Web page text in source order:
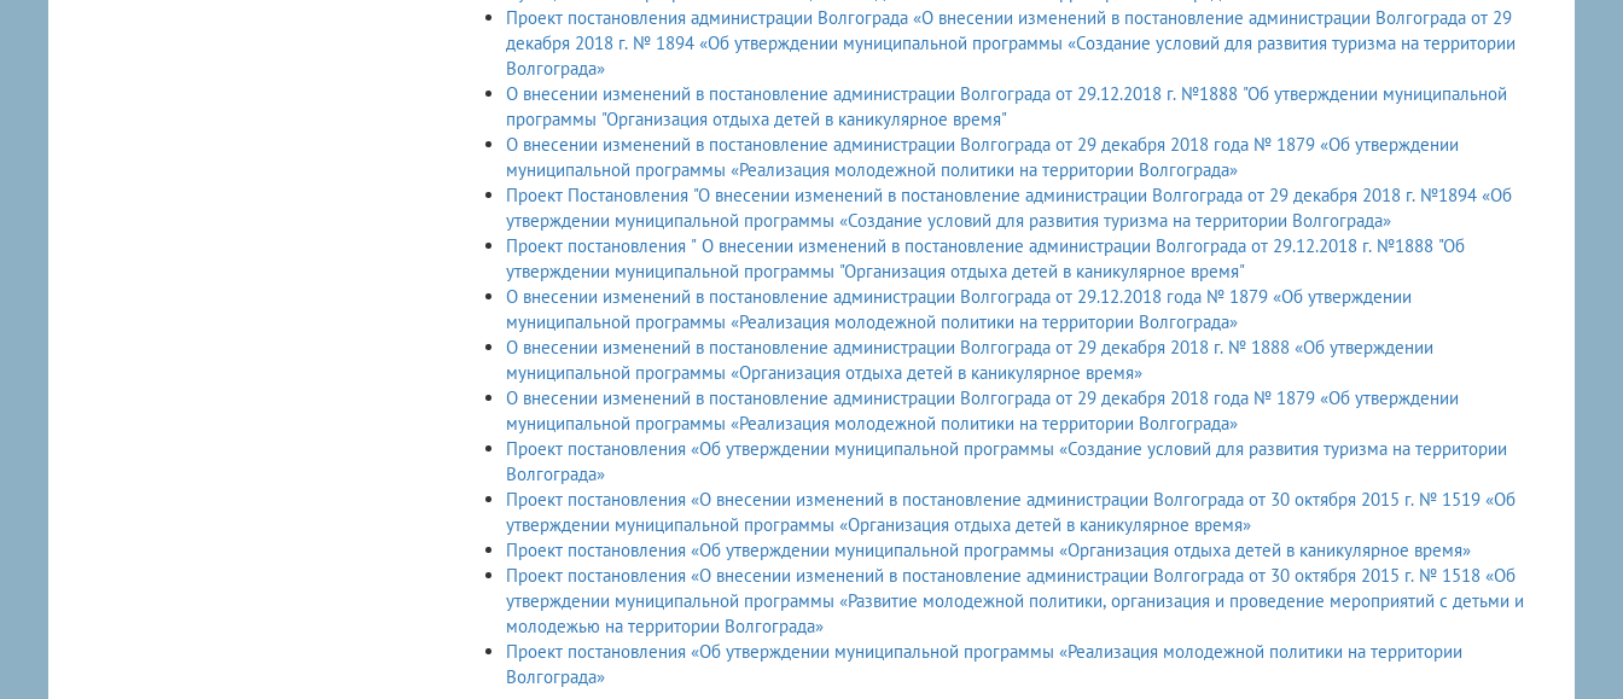
Проект постановления администрации Волгограда «О внесении изменений в постановление администрации Волгограда от 29
декабря 2018 г. № 1894 «Об утверждении муниципальной программы «Создание условий для развития туризма на территории
Волгограда»
О внесении изменений в постановление администрации Волгограда от 29.12.2018 г. №1888 "Об утверждении муниципальной
программы "Организация отдыха детей в каникулярное время"
О внесении изменений в постановление администрации Волгограда от 29 декабря 2018 года № 1879 «Об утверждении
муниципальной программы «Реализация молодежной политики на территории Волгограда»
Проект Постановления "О внесении изменений в постановление администрации Волгограда от 29 декабря 2018 г. №1894 «Об
утверждении муниципальной программы «Создание условий для развития туризма на территории Волгограда»
Проект постановления " О внесении изменений в постановление администрации Волгограда от 29.12.2018 г. №1888 "Об
утверждении муниципальной программы "Организация отдыха детей в каникулярное время"
О внесении изменений в постановление администрации Волгограда от 29.12.2018 года № 1879 «Об утверждении
муниципальной программы «Реализация молодежной политики на территории Волгограда»
О внесении изменений в постановление администрации Волгограда от 29 декабря 2018 г. № 1888 «Об утверждении
муниципальной программы «Организация отдыха детей в каникулярное время»
О внесении изменений в постановление администрации Волгограда от 29 декабря 2018 года № 1879 «Об утверждении
муниципальной программы «Реализация молодежной политики на территории Волгограда»
Проект постановления «Об утверждении муниципальной программы «Создание условий для развития туризма на территории
Волгограда»
Проект постановления «О внесении изменений в постановление администрации Волгограда от 30 октября 2015 г. № 1519 «Об
утверждении муниципальной программы «Организация отдыха детей в каникулярное время»
Проект постановления «Об утверждении муниципальной программы «Организация отдыха детей в каникулярное время»
Проект постановления «О внесении изменений в постановление администрации Волгограда от 30 октября 2015 г. № 1518 «Об
утверждении муниципальной программы «Развитие молодежной политики, организация и проведение мероприятий с детьми и
молодежью на территории Волгограда»
Проект постановления «Об утверждении муниципальной программы «Реализация молодежной политики на территории
Волгограда»